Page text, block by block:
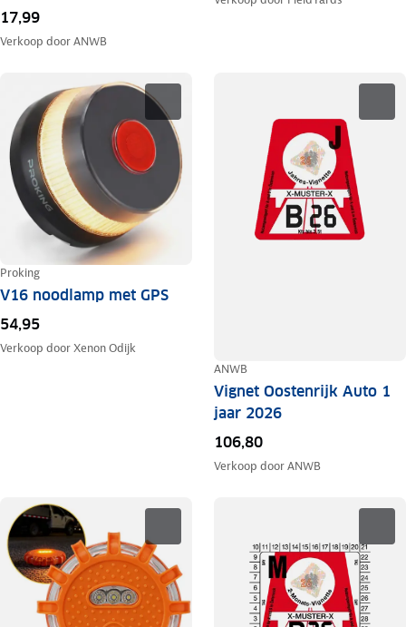
17,99
Verkoop doorANWB
Proking
V16 noodlamp met GPS
54,95
Verkoop doorXenon Odijk
ANWB
Vignet Oostenrijk Auto 1
jaar 2026
106,80
Verkoop doorANWB